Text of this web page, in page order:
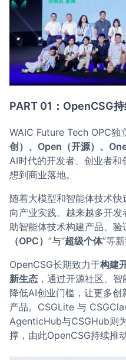
PART 01：OpenCSG
WAIC Future Tech OPC独
创）、Open（开源）、One
AI时代的开发者、创业者
想到商业落地。
随着大模型和智能体技术
向产业实践。越来越多开
助智能体技术构建产品、验
（OPC） ”与“超级个体”等
OpenCSG长期致力于构建
新生态 ，通过开源社区、
降低AI创业门槛，让更多
产品。CSGLite 与
AgenticHub与CSGHub则
撑，由此OpenCSG持续推